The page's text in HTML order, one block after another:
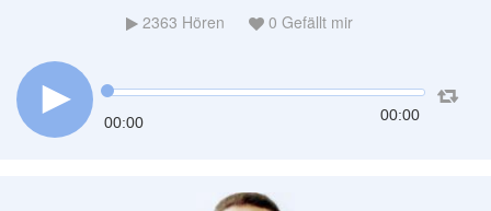
2363 Hören 0 Gefällt mir
00:00 00:00